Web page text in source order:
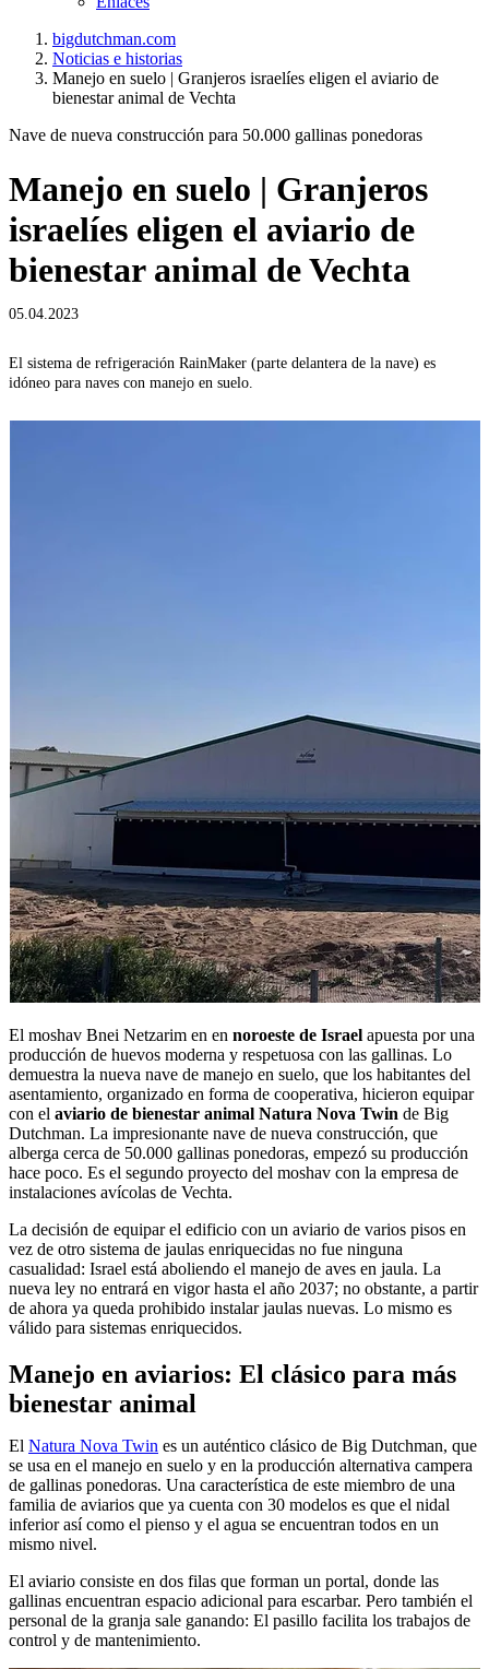
bigdutchman.com
Noticias e historias
Manejo en suelo | Granjeros israelíes eligen el aviario de
bienestar animal de Vechta
Nave de nueva construcción para 50.000 gallinas ponedoras
Manejo en suelo | Granjeros
israelíes eligen el aviario de
bienestar animal de Vechta
05.04.2023
El sistema de refrigeración RainMaker (parte delantera de la nave) es
idóneo para naves con manejo en suelo.
El moshav Bnei Netzarim en en noroeste de Israel apuesta por una
producción de huevos moderna y respetuosa con las gallinas. Lo
demuestra la nueva nave de manejo en suelo, que los habitantes del
asentamiento, organizado en forma de cooperativa, hicieron equipar
con el aviario de bienestar animal Natura Nova Twin de Big
Dutchman. La impresionante nave de nueva construcción, que
alberga cerca de 50.000 gallinas ponedoras, empezó su producción
hace poco. Es el segundo proyecto del moshav con la empresa de
instalaciones avícolas de Vechta.
La decisión de equipar el edificio con un aviario de varios pisos en
vez de otro sistema de jaulas enriquecidas no fue ninguna
casualidad: Israel está aboliendo el manejo de aves en jaula. La
nueva ley no entrará en vigor hasta el año 2037; no obstante, a partir
de ahora ya queda prohibido instalar jaulas nuevas. Lo mismo es
válido para sistemas enriquecidos.
Manejo en aviarios: El clásico para más
bienestar animal
El Natura Nova Twin es un auténtico clásico de Big Dutchman, que
se usa en el manejo en suelo y en la producción alternativa campera
de gallinas ponedoras. Una característica de este miembro de una
familia de aviarios que ya cuenta con 30 modelos es que el nidal
inferior así como el pienso y el agua se encuentran todos en un
mismo nivel.
El aviario consiste en dos filas que forman un portal, donde las
gallinas encuentran espacio adicional para escarbar. Pero también el
personal de la granja sale ganando: El pasillo facilita los trabajos de
control y de mantenimiento.